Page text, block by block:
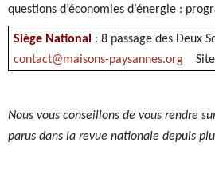
questions d’économies d’énergie :
Siège National : 8 passage des Deux
contact@maisons-paysannes.orgSite
Nous vous conseillons de vous rendre
parus dans la revue nationale depuis